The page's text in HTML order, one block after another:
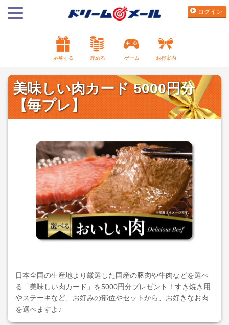
ログイン
応募する 貯める ゲーム お得案内
美味しい肉カード 5000円分
【毎プレ】
日本全国の生産地より厳選した国産の豚肉や牛肉などを選べ
る「美味しい肉カード」を5000円分プレゼント！すき焼き用
やステーキなど、お好みの部位やセットから、お好きなお肉
を選べますよ♪